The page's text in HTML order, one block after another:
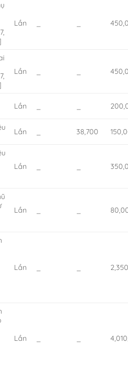
Lần
Lần
Lần
Lần 38,700
Lần
Lần
Lần
Lần